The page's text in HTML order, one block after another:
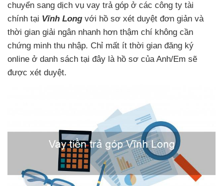
chuyển sang dịch vụ vay trả góp ở các công ty tài
chính tại Vĩnh Long với hồ sơ xét duyệt đơn giản và
thời gian giải ngân nhanh hơn thậm chí không cần
chứng minh thu nhập. Chỉ mất ít thời gian đăng ký
online ở danh sách tại đây là hồ sơ của Anh/Em sẽ
được xét duyệt.